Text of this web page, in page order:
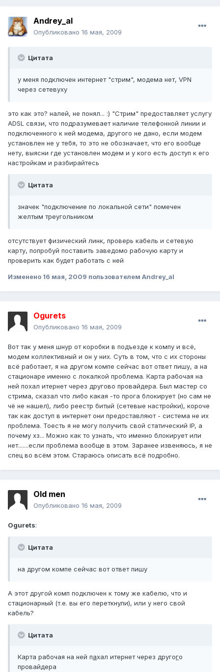
Andrey_al
Опубликовано 16 мая, 2009
Цитата
у меня подключен интернет "стрим", модема нет, VPN
через сетевуху
это как это? налей, не понял... :) "Стрим" предоставляет услугу
ADSL связи, что подразумевает наличие телефонной линии и
подключенного к ней модема, другого не дано, если модем
установлен не у тебя, то это не обозначает, что его вообще
нету, выясни где установлен модем и у кого есть доступ к его
настройкам и разбирайтесь
Цитата
значек "подключение по локальной сети" помечен
желтым треугольником
отсутствует физический линк, проверь кабель и сетевую
карту, попробуй поставить заведомо рабочую карту и
проверить как будет работать с ней
Изменено 16 мая, 2009 пользователем Andrey_al
Ogurets
Опубликовано 16 мая, 2009
Вот так у меня шнур от коробки в подъезде к компу и всё,
модем коллективный и он у них. Суть в том, что с их стороны
всё работает, я на другом компе сейчас вот ответ пишу, а на
стационаре именно с локалкой проблема. Карта рабочая на
ней похал итернет через другово провайдера. Был мастер со
стрима, сказал что либо какая -то прога блокирует (но сам не
чё не нашел), либо реестр битый (сетевые настройки), короче
так как доступ в интернет они предоставляют - система не их
проблема. Тоесть я не могу получить свой статический IP, а
почему хз... Можно как то узнать, что именно блокирует или
нет.......если проблема вообще в этом. Заранее извеняюсь, я не
спец во всём этом. Стараюсь описать всё подробно.
Old men
Опубликовано 16 мая, 2009
Ogurets:
Цитата
на другом компе сейчас вот ответ пишу
А этот другой комп подключен к тому же кабелю, что и
стационарный (т.е. вы его переткнули), или у него свой
кабель?
Цитата
Карта рабочая на ней пахал итернет через другого
провайдера